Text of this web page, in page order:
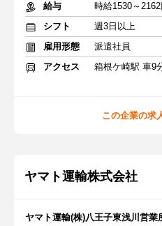
給与
時給1530～
シフト
週3日以上
雇用形態
派遣社員
アクセス
箱根ケ崎駅 車9
この企業の求
ヤマト運輸株式会社
ヤマト運輸(株)八王子東浅川営業